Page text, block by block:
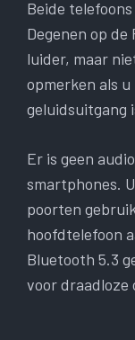
Beide
Degenen op
luider, maar
opmerken als
geluidsuitgang
Er is geen
smartphones.
poorten
hoofdtelefoon
Bluetooth 5.3
voor